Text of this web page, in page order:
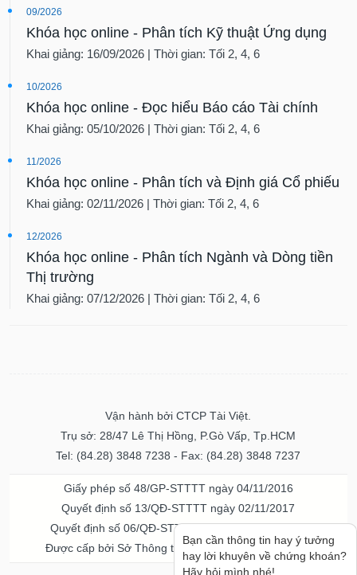
09/2026
Khóa học online - Phân tích Kỹ thuật Ứng dụng
Khai giảng: 16/09/2026 | Thời gian: Tối 2, 4, 6
10/2026
Khóa học online - Đọc hiểu Báo cáo Tài chính
Khai giảng: 05/10/2026 | Thời gian: Tối 2, 4, 6
11/2026
Khóa học online - Phân tích và Định giá Cổ phiếu
Khai giảng: 02/11/2026 | Thời gian: Tối 2, 4, 6
12/2026
Khóa học online - Phân tích Ngành và Dòng tiền
Thị trường
Khai giảng: 07/12/2026 | Thời gian: Tối 2, 4, 6
Vận hành bởi CTCP Tài Việt.
Trụ sở: 28/47 Lê Thị Hồng, P.Gò Vấp, Tp.HCM
Tel: (84.28) 3848 7238 - Fax: (84.28) 3848 7237
Giấy phép số 48/GP-STTTT ngày 04/11/2016
Quyết định số 13/QĐ-STTTT ngày 02/11/2017
Quyết định số 06/QĐ-STTTT-ICP ngày 20/07/2023
Được cấp bởi Sở Thông tin và Truyền thông TPHCM
Bạn cần thông tin hay ý tưởng
hay lời khuyên về chứng khoán?
Hãy hỏi mình nhé!